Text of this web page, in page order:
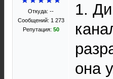
Откуда: --
Сообщений: 1 273
Репутация: 50
1.
она